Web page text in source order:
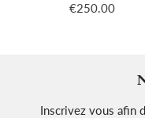
€250.00
Inscrivez vous afin